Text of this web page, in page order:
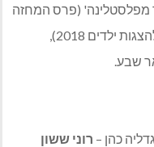
'הנסיך מפלסטלינה' (פרס המחזה
הטוב ביותר פסטיבל חיפה הבינלאומי להצגות ילדים 2018),
שבע.
כהן – רוני ששון